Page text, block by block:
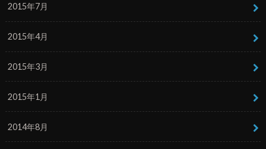
2015年7月
2015年4月
2015年3月
2015年1月
2014年8月